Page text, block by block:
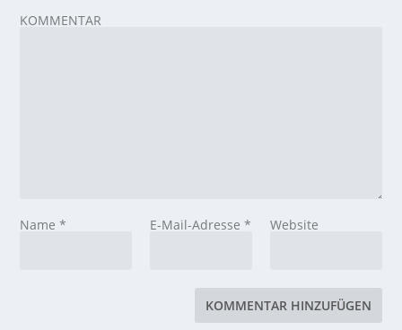
KOMMENTAR
Name* E-Mail-Adresse * Website